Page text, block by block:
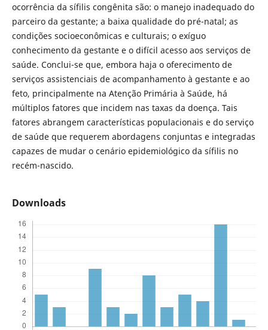
ocorrência da sífilis congênita são: o manejo inadequado do
parceiro da gestante; a baixa qualidade do pré-natal; as
condições socioeconômicas e culturais; o exíguo
conhecimento da gestante e o difícil acesso aos serviços de
saúde. Conclui-se que, embora haja o oferecimento de
serviços assistenciais de acompanhamento à gestante e ao
feto, principalmente na Atenção Primária à Saúde, há
múltiplos fatores que incidem nas taxas da doença. Tais
fatores abrangem características populacionais e do serviço
de saúde que requerem abordagens conjuntas e integradas
capazes de mudar o cenário epidemiológico da sífilis no
recém-nascido.
Downloads